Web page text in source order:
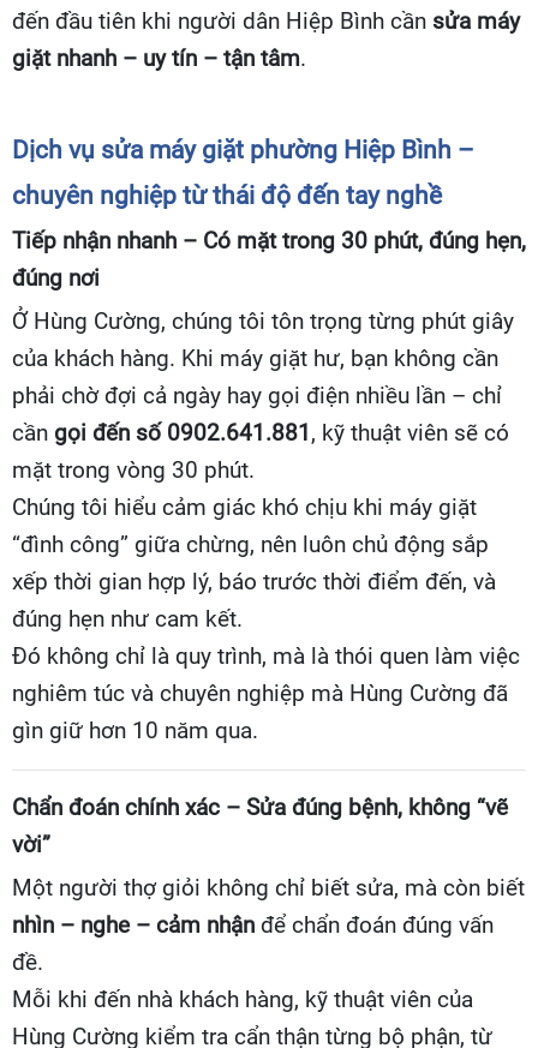
đến đầu tiên khi người dân Hiệp Bình cần sửa máy
giặt nhanh – uy tín – tận tâm.
Dịch vụ sửa máy giặt phường Hiệp Bình –
chuyên nghiệp từ thái độ đến tay nghề
Tiếp nhận nhanh – Có mặt trong 30 phút, đúng hẹn,
đúng nơi
Ở Hùng Cường, chúng tôi tôn trọng từng phút giây
của khách hàng. Khi máy giặt hư, bạn không cần
phải chờ đợi cả ngày hay gọi điện nhiều lần – chỉ
cần gọi đến số 0902.641.881 , kỹ thuật viên sẽ có
mặt trong vòng 30 phút.
Chúng tôi hiểu cảm giác khó chịu khi máy giặt
“đình công” giữa chừng, nên luôn chủ động sắp
xếp thời gian hợp lý, báo trước thời điểm đến, và
đúng hẹn như cam kết.
Đó không chỉ là quy trình, mà là thói quen làm việc
nghiêm túc và chuyên nghiệp mà Hùng Cường đã
gìn giữ hơn 10 năm qua.
Chẩn đoán chính xác – Sửa đúng bệnh, không “vẽ
vời”
Một người thợ giỏi không chỉ biết sửa, mà còn biết
nhìn – nghe – cảm nhận để chẩn đoán đúng vấn
đề.
Mỗi khi đến nhà khách hàng, kỹ thuật viên của
Hùng Cường kiểm tra cẩn thận từng bộ phận, từ